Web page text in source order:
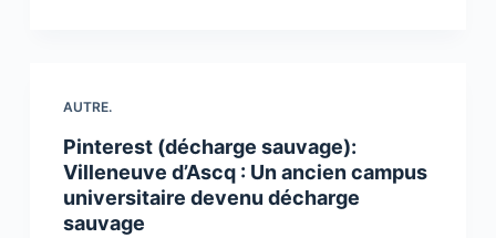
AUTRE.
Pinterest (décharge sauvage):
Villeneuve d’Ascq : Un ancien campus
universitaire devenu décharge
sauvage